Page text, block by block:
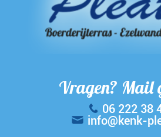
Vragen? Mail
06 222 38
info@kenk-